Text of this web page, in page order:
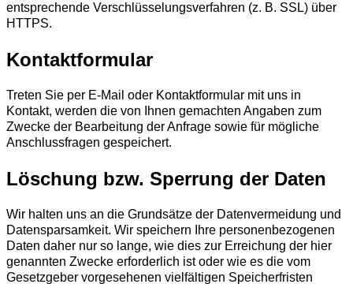
entsprechende Verschlüsselungsverfahren (z. B. SSL) über
HTTPS.
Kontaktformular
Treten Sie per E-Mail oder Kontaktformular mit uns in
Kontakt, werden die von Ihnen gemachten Angaben zum
Zwecke der Bearbeitung der Anfrage sowie für mögliche
Anschlussfragen gespeichert.
Löschung bzw. Sperrung der Daten
Wir halten uns an die Grundsätze der Datenvermeidung und
Datensparsamkeit. Wir speichern Ihre personenbezogenen
Daten daher nur so lange, wie dies zur Erreichung der hier
genannten Zwecke erforderlich ist oder wie es die vom
Gesetzgeber vorgesehenen vielfältigen Speicherfristen